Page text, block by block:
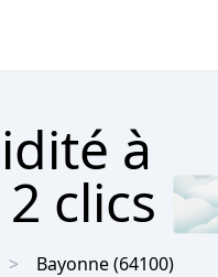
à
2 clics
Bayonne(64100)